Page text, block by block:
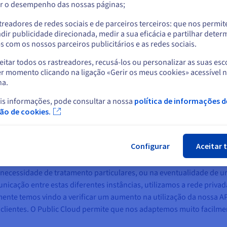
é mesmo necessário. E a disponibilidade do equipamento
pode ser amortizada apenas com a prevenção de uma ou
o número de sensores para equipar a infraestrutura
e/ou gráficos – os dados transmitidos pelos sensores
. “Desde o princípio, temos contado com um
clientes. Paralelamente, construímos dois ambientes, para a
ambientes, temos uma arquitetura clássica: load balancing,
de tratamento particulares, ou na eventualidade de
entre estas diferentes instâncias, utilizamos a rede
temos vindo a verificar um aumento na utilização da nossa
O Public Cloud permite que nos adaptemos muito
ou
no website atual
outro website
o desempenho das nossas páginas;
de redes sociais e de parceiros terceiros: que nos
publicidade direcionada, medir a sua eficácia e partilhar
com os nossos parceiros publicitários e as redes sociais.
todos os rastreadores, recusá-los ou personalizar as suas
momento clicando na ligação «Gerir os meus cookies» acessível
informações, pode consultar a nossa política de informações
de cookies.
Configurar Aceitar